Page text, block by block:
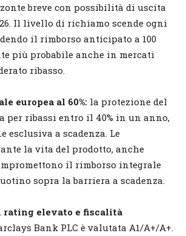
breve con possibilità di uscita
Il livello di richiamo scende ogni
il rimborso anticipato a 100
più probabile anche in mercati
ribasso.
europea al 60%: la protezione del
per ribassi entro il 40% in un anno,
esclusiva a scadenza. Le
la vita del prodotto, anche
il rimborso integrale
sopra la barriera a scadenza.
rating elevato e fiscalità
Bank PLC è valutata A1/A+/A+.